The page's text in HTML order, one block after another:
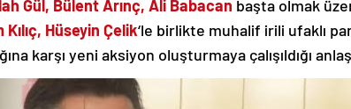
Gül, Bülent Arınç, Ali Babacan başta olmak
Hüseyin Çelik‘le birlikte muhalif irili ufaklı
karşı yeni aksiyon oluşturmaya çalışıldığı